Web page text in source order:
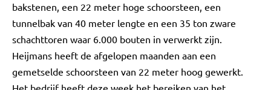
bakstenen, een 22 meter hoge schoorsteen, een
tunnelbak van 40 meter lengte en een 35 ton zware
schachttoren waar 6.000 bouten in verwerkt zijn.
Heijmans heeft de afgelopen maanden aan een
gemetselde schoorsteen van 22 meter hoog gewerkt.
Het bedrijf heeft deze week het bereiken van het